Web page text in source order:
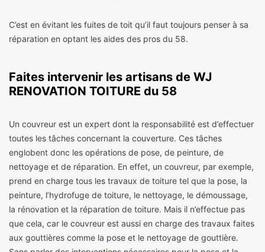
C’est en évitant les fuites de toit qu’il faut toujours penser à sa
réparation en optant les aides des pros du 58.
Faites intervenir les artisans de WJ
RENOVATION TOITURE du 58
Un couvreur est un expert dont la responsabilité est d’effectuer
toutes les tâches concernant la couverture. Ces tâches
englobent donc les opérations de pose, de peinture, de
nettoyage et de réparation. En effet, un couvreur, par exemple,
prend en charge tous les travaux de toiture tel que la pose, la
peinture, l’hydrofuge de toiture, le nettoyage, le démoussage,
la rénovation et la réparation de toiture. Mais il n’effectue pas
que cela, car le couvreur est aussi en charge des travaux faites
aux gouttières comme la pose et le nettoyage de gouttière.